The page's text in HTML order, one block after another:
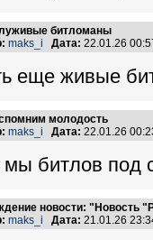
битломаны
maks_i Дата: 22.01.26
еще живые
молодость
maks_i Дата: 22.01.26
битлов под
новости: "Новость
maks_i Дата: 21.01.26